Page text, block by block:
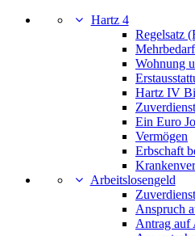
Hartz 4
Regelsatz
Mehrbedarf
Wohnung
Hartz IV
Zuverdienst
Ein Euro
Vermögen
Erbschaft
Arbeitslosengeld
Anspruch
Antrag auf